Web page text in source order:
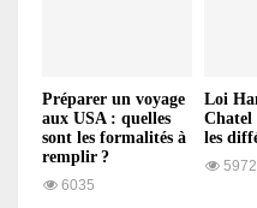
Préparer un voyage
aux USA : quelles
sont les formalités à
remplir ?
6035
Loi
Chatel
les
5972